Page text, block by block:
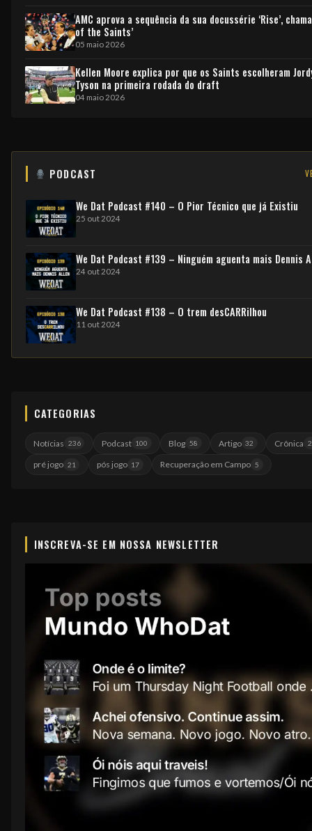
AMC aprova a sequência da sua docussérie ‘Rise’,
of the Saints’
05 maio 2026
Kellen Moore explica por que os Saints escolheram
Tyson na primeira rodada do draft
04 maio 2026
PODCAST
We Dat Podcast #140 – O Pior Técnico que já Existiu
25 out 2024
We Dat Podcast #139 – Ninguém aguenta mais Dennis
24 out 2024
We Dat Podcast #138 – O trem desCARRilhou
11 out 2024
CATEGORIAS
Notícias 236 Podcast 100 Blog 58 Artigo 32 Crônica
pré jogo 21 pós jogo 17 Recuperação em Campo 5
INSCREVA-SE EM NOSSA NEWSLETTER